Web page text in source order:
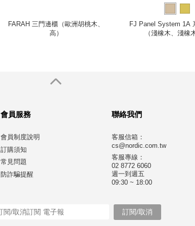
FARAH 三門邊櫃（歐洲胡桃木、
高）
FJ Panel System 1A
（淺橡木、淺橡
會員服務
會員制度說明
訂購須知
常見問題
防詐騙提醒
聯絡我們
客服信箱：
cs@nordic.com.tw
客服專線：
02 8772 6060
週一到週五
09:30 ~ 18:00